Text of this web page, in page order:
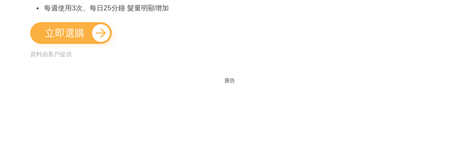
每週使用3次、每日25分鐘 髮量明顯增加
立即選購
資料由客戶提供
廣告